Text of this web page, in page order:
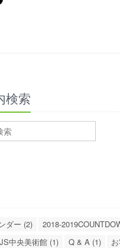
検索
ダー (2)
2018-
JS中央美術館 (1) Q & A (1)